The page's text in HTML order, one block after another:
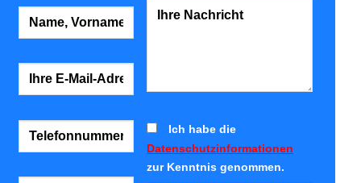
Bitte lasse dieses Feld leer.
Ich habe die
Datenschutzinformationen
zur Kenntnis genommen.